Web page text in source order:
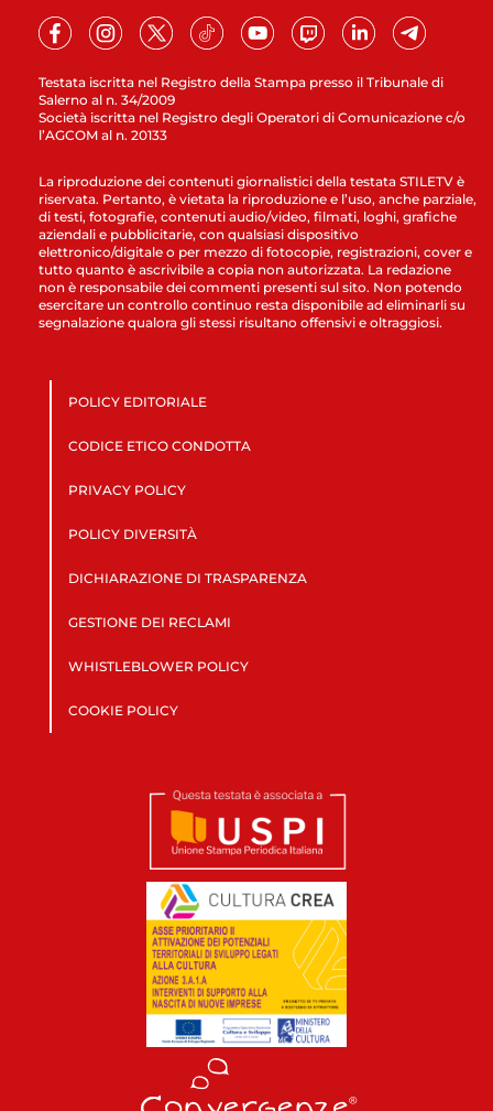
Testata iscritta nel Registro della Stampa presso il Tribunale di
Salerno al n. 34/2009
Società iscritta nel Registro degli Operatori di Comunicazione c/o
l’AGCOM al n. 20133
La riproduzione dei contenuti giornalistici della testata STILETV è
riservata. Pertanto, è vietata la riproduzione e l’uso, anche parziale,
di testi, fotografie, contenuti audio/video, filmati, loghi, grafiche
aziendali e pubblicitarie, con qualsiasi dispositivo
elettronico/digitale o per mezzo di fotocopie, registrazioni, cover e
tutto quanto è ascrivibile a copia non autorizzata. La redazione
non è responsabile dei commenti presenti sul sito. Non potendo
esercitare un controllo continuo resta disponibile ad eliminarli su
segnalazione qualora gli stessi risultano offensivi e oltraggiosi.
POLICY EDITORIALE
CODICE ETICO CONDOTTA
PRIVACY POLICY
POLICY DIVERSITÀ
DICHIARAZIONE DI TRASPARENZA
GESTIONE DEI RECLAMI
WHISTLEBLOWER POLICY
COOKIE POLICY